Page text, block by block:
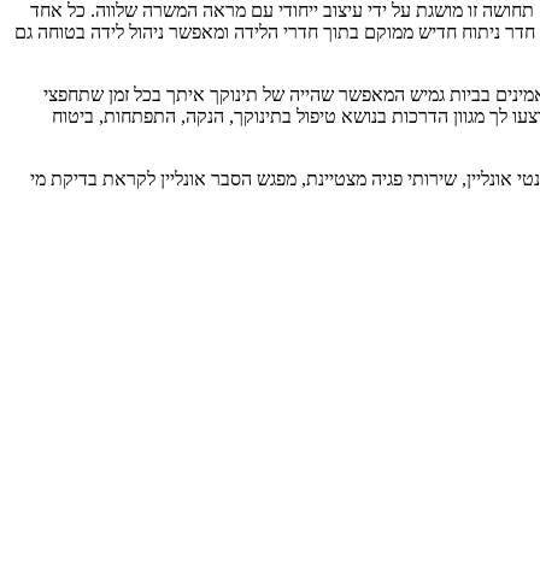
תחושה זו מושגת על ידי עיצוב ייחודי עם מראה המשרה שלווה. כל אחד
רגילים ומורכבים על מנת להבטיח את בריאות היולדת ותינוקה. צוות ההרדמה זמין ליולדת 24 שעות ביממה, חדר ניתוח חדיש ממוקם בתוך חדרי הלידה ומאפשר ניהול לידה בטוחה גם
בביות גמיש המאפשר שהייה של תינוקך איתך בכל זמן שתחפצי
לך מגוון הדרכות בנושא טיפול בתינוקך, הנקה, התפתחות, ביטוח
אונליין, שירותי פגיה מצטיינת, מפגש הסבר אונליין לקראת בדיקת מי